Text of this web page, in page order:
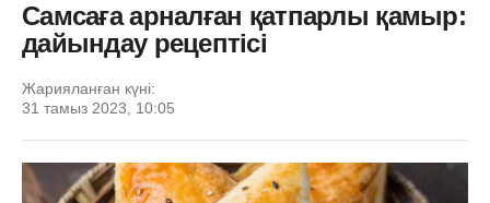
Самсаға арналған қатпарлы қамыр:
дайындау рецептісі
Жарияланған күні:
31 тамыз 2023, 10:05